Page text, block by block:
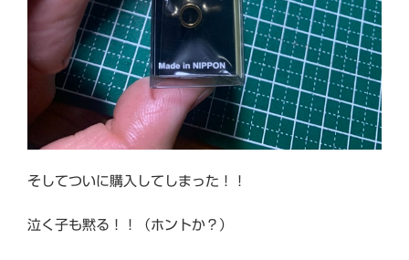
そしてついに購入してしまった！！
泣く子も黙る！！（ホントか？）